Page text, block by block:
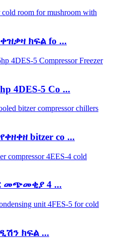
ቀዝቃዛ ክፍል fo ...
4DES-5 Co ...
bitzer co ...
መጭመቂያ 4 ...
ክፍል ...